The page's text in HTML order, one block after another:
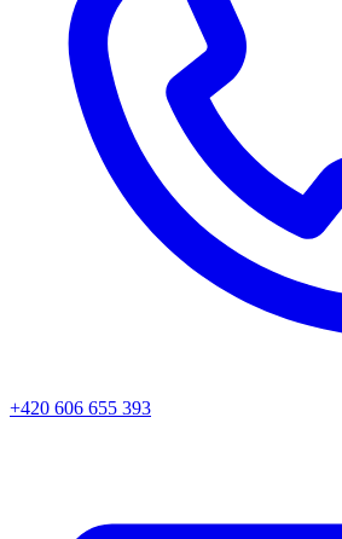
+420 606 655 393